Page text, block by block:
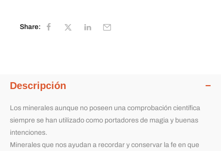
Share:
Descripción
Los minerales aunque no poseen una comprobación científica
siempre se han utilizado como portadores de magia y buenas
intenciones.
Minerales que nos ayudan a recordar y conservar la fe en que